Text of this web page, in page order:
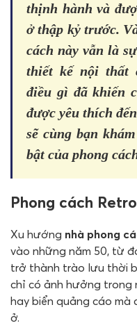
thịnh hành và
ở thập kỷ trước.
cách này vẫn là
thiết kế nội thất
điều gì đã khiến
được yêu thích
sẽ cùng bạn
bật của phong
Phong cách
Xu hướng nhà phong
vào những năm 50, từ
trở thành trào lưu thời
chỉ có ảnh hưởng trong
hay biển quảng cáo
ở.